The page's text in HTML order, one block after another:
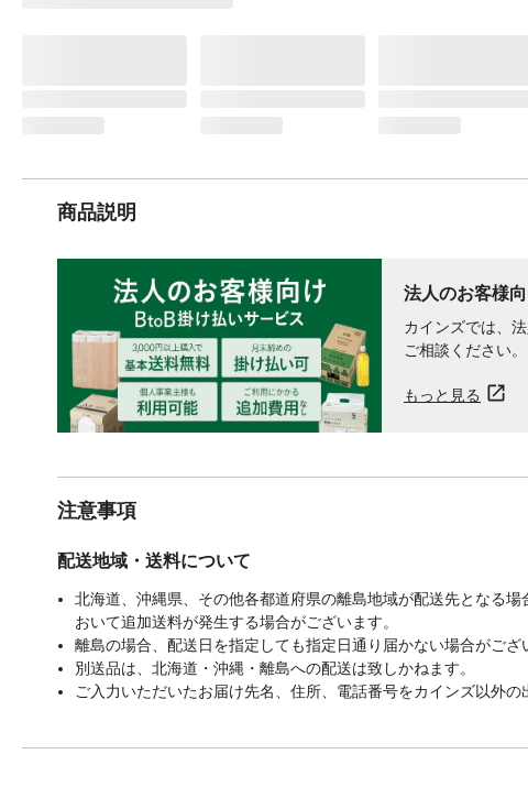
生
適
商品説明
法人のお客様
カインズでは、
ご相談ください。
もっと見る
注意事項
配送地域・送料について
北海道、沖縄県、その他各都道府県の離島地域が配送先となる
おいて追加送料が発生する場合がございます。
離島の場合、配送日を指定しても指定日通り届かない場合がござ
別送品は、北海道・沖縄・離島への配送は致しかねます。
ご入力いただいたお届け先名、住所、電話番号をカインズ以外